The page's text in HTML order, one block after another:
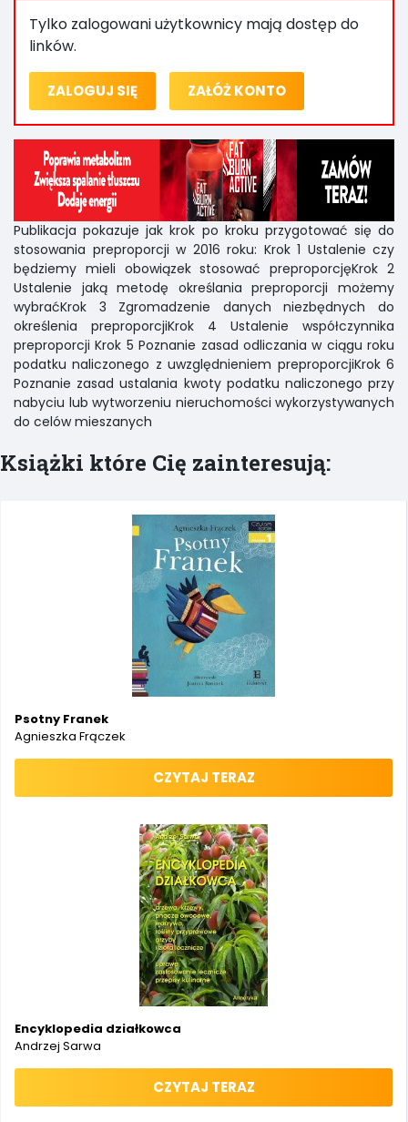
Tylko zalogowani użytkownicy mają dostęp do
linków.
ZALOGUJ SIĘ ZAŁÓŻ KONTO
Publikacja pokazuje jak krok po kroku przygotować się do
stosowania preproporcji w 2016 roku: Krok 1 Ustalenie czy
będziemy mieli obowiązek stosować preproporcjęKrok 2
Ustalenie jaką metodę określania preproporcji możemy
wybraćKrok 3 Zgromadzenie danych niezbędnych do
określenia preproporcjiKrok 4 Ustalenie współczynnika
preproporcji Krok 5 Poznanie zasad odliczania w ciągu roku
podatku naliczonego z uwzględnieniem preproporcjiKrok 6
Poznanie zasad ustalania kwoty podatku naliczonego przy
nabyciu lub wytworzeniu nieruchomości wykorzystywanych
do celów mieszanych
Książki które Cię zainteresują:
Psotny Franek
Agnieszka Frączek
CZYTAJ TERAZ
Encyklopedia działkowca
Andrzej Sarwa
CZYTAJ TERAZ